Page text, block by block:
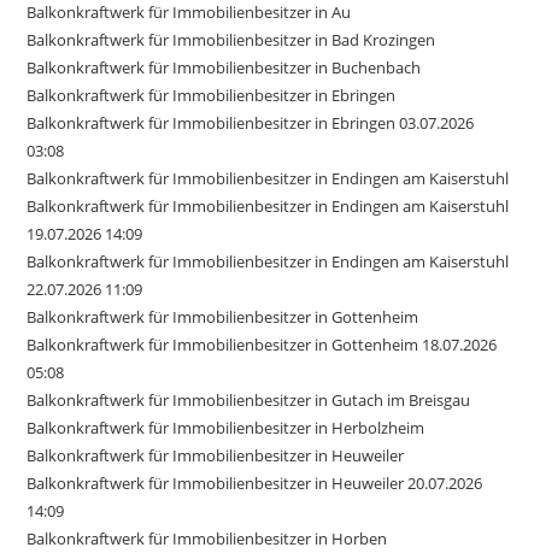
Balkonkraftwerk für Immobilienbesitzer in Au
Balkonkraftwerk für Immobilienbesitzer in Bad Krozingen
Balkonkraftwerk für Immobilienbesitzer in Buchenbach
Balkonkraftwerk für Immobilienbesitzer in Ebringen
Balkonkraftwerk für Immobilienbesitzer in Ebringen 03.07.2026
03:08
Balkonkraftwerk für Immobilienbesitzer in Endingen am Kaiserstuhl
Balkonkraftwerk für Immobilienbesitzer in Endingen am Kaiserstuhl
19.07.2026 14:09
Balkonkraftwerk für Immobilienbesitzer in Endingen am Kaiserstuhl
22.07.2026 11:09
Balkonkraftwerk für Immobilienbesitzer in Gottenheim
Balkonkraftwerk für Immobilienbesitzer in Gottenheim 18.07.2026
05:08
Balkonkraftwerk für Immobilienbesitzer in Gutach im Breisgau
Balkonkraftwerk für Immobilienbesitzer in Herbolzheim
Balkonkraftwerk für Immobilienbesitzer in Heuweiler
Balkonkraftwerk für Immobilienbesitzer in Heuweiler 20.07.2026
14:09
Balkonkraftwerk für Immobilienbesitzer in Horben